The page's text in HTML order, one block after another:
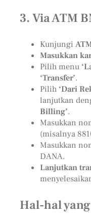
3.Via ATM
Kunjungi
Masukkan
Pilih menu
‘Transfer’.
Pilih ‘Dari
lanjutkan
Billing’.
Masukkan
(misalnya
Masukkan
DANA.
Lanjutkan
Hal-hal